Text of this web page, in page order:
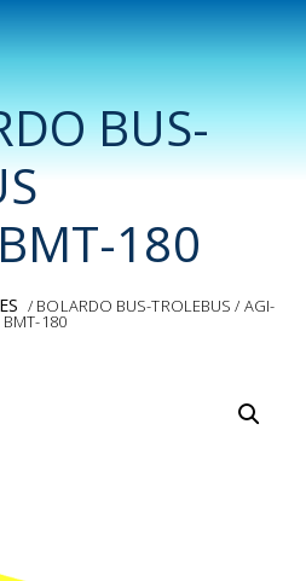
BUS-
180
/ BOLARDO BUS-TROLEBUS / AGI-
BMT-180